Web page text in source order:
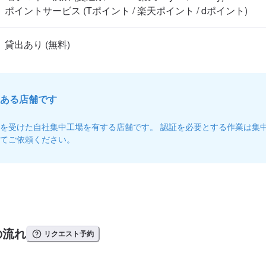
ポイントサービス (Tポイント / 楽天ポイント / dポイント)
る店舗です
受けた自社集中工場を有する店舗です。 認証を必要とする作業は集
ご依頼ください。
れ リクエスト予約